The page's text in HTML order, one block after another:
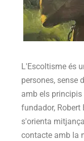
L'Escoltisme és
persones, sense
amb els principis
fundador, Robert
s'orienta
contacte amb la